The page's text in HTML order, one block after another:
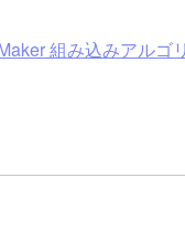
組み込みアルゴ